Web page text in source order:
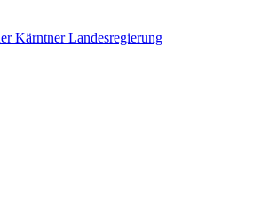
Kärntner Landesregierung